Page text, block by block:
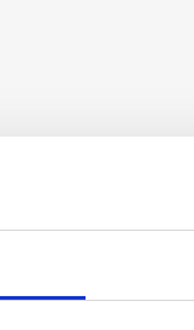
Tilmeld dig vores